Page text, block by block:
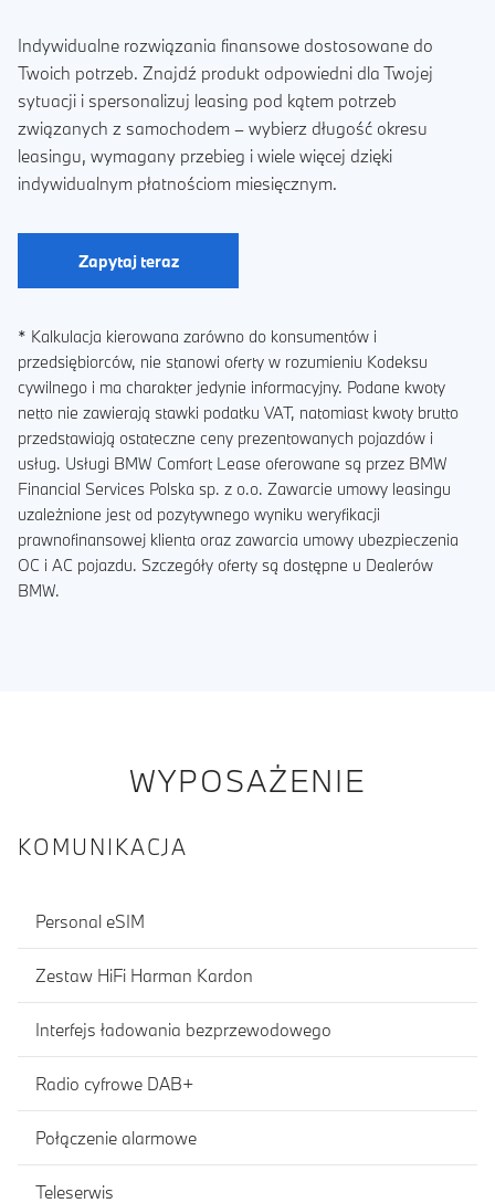
Indywidualne rozwiązania finansowe dostosowane do
Twoich potrzeb. Znajdź produkt odpowiedni dla Twojej
sytuacji i spersonalizuj leasing pod kątem potrzeb
związanych z samochodem – wybierz długość okresu
leasingu, wymagany przebieg i wiele więcej dzięki
indywidualnym płatnościom miesięcznym.
Zapytaj teraz
* Kalkulacja kierowana zarówno do konsumentów i
przedsiębiorców, nie stanowi oferty w rozumieniu Kodeksu
cywilnego i ma charakter jedynie informacyjny. Podane kwoty
netto nie zawierają stawki podatku VAT, natomiast kwoty brutto
przedstawiają ostateczne ceny prezentowanych pojazdów i
usług. Usługi BMW Comfort Lease oferowane są przez BMW
Financial Services Polska sp. z o.o. Zawarcie umowy leasingu
uzależnione jest od pozytywnego wyniku weryfikacji
prawnofinansowej klienta oraz zawarcia umowy ubezpieczenia
OC i AC pojazdu. Szczegóły oferty są dostępne u Dealerów
BMW.
WYPOSAŻENIE
KOMUNIKACJA
Personal eSIM
Zestaw HiFi Harman Kardon
Interfejs ładowania bezprzewodowego
Radio cyfrowe DAB+
Połączenie alarmowe
Teleserwis